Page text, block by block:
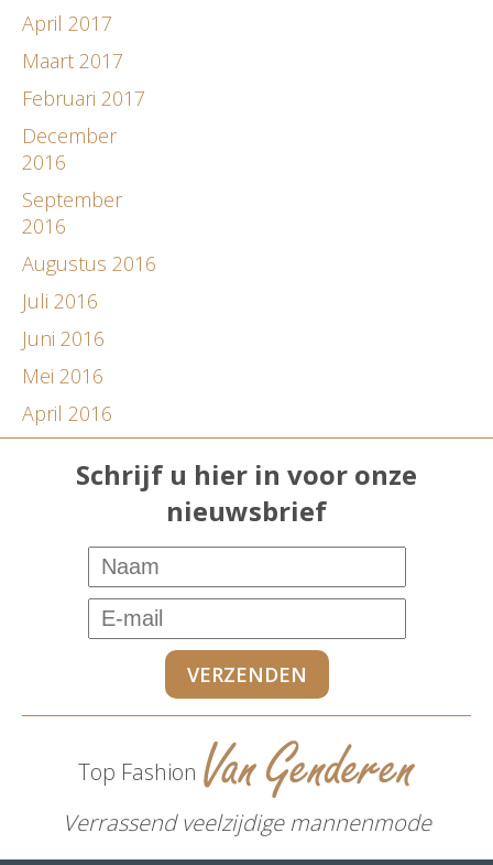
April 2017
Maart 2017
Februari 2017
December
2016
September
2016
Augustus 2016
Juli 2016
Juni 2016
Mei 2016
April 2016
Schrijf u hier in voor onze
nieuwsbrief
Top Fashion
Verrassend veelzijdige mannenmode